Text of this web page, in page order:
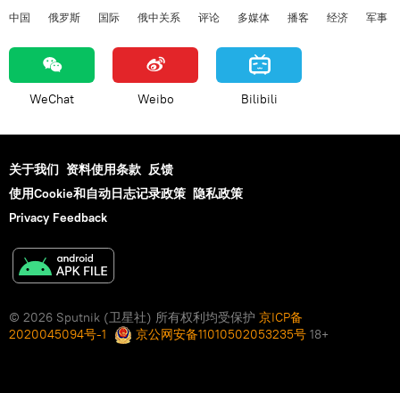
中国 俄罗斯 国际 俄中关系 评论 多媒体 播客 经济 军事
WeChat Weibo Bilibili
关于我们 资料使用条款 反馈
使用Cookie和自动日志记录政策 隐私政策
Privacy Feedback
© 2026 Sputnik (卫星社) 所有权利均受保护 京ICP备
2020045094号-1
京公网安备11010502053235号 18+